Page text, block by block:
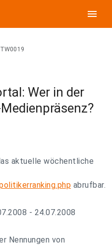
menu
Wer in der
aktuelle wöchentliche
abrufbar.
- 24.07.2008
Nennungen von